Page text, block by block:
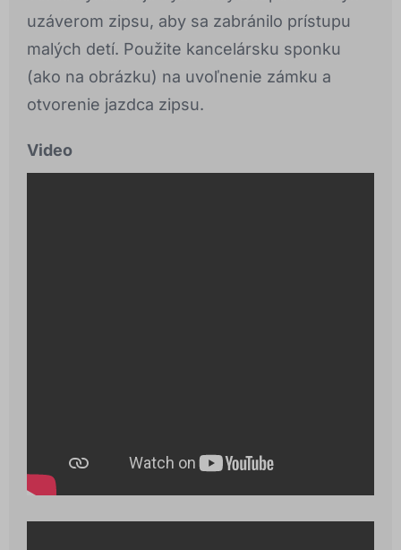
uzáverom zipsu, aby sa zabránilo prístupu
malých detí. Použite kancelársku sponku
(ako na obrázku) na uvoľnenie zámku a
otvorenie jazdca zipsu.
Video